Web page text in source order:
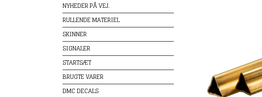
NYHEDER PÅ VEJ.
RULLENDE MATERIEL
SKINNER
SIGNALER
STARTSÆT
BRUGTE VARER
DMC DECALS